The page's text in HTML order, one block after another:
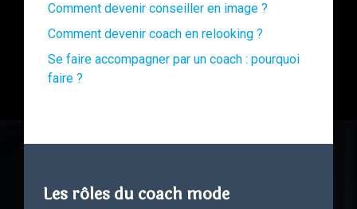
Comment devenir conseiller en image ?
Comment devenir coach en relooking ?
Se faire accompagner par un coach : pourquoi
faire ?
Les rôles du coach mode